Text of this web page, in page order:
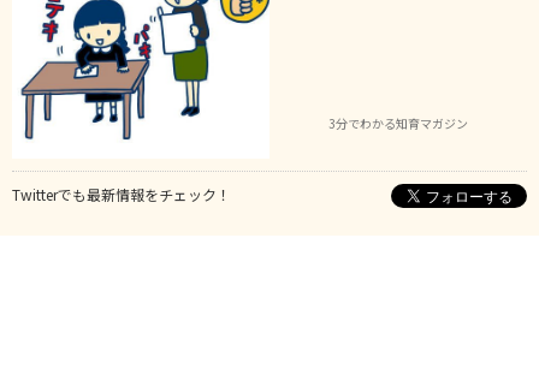
3分でわかる知育マガジン
Twitterでも最新情報をチェック！